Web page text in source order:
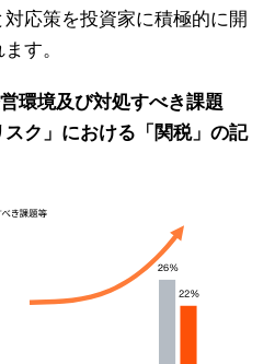
応策を投資家に積極的に開
す。
環境及び対処すべき課題
ク」における「関税」の記